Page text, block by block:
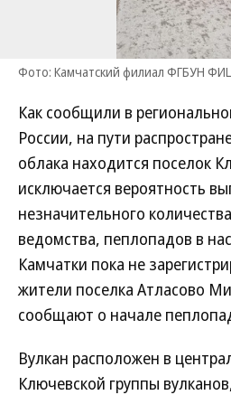
Фото: Камчатский филиал ФГБУН
Как сообщили в
России, на пути
облака находится поселок
исключается вероятность
незначительного
ведомства, пеплопадов в
Камчатки пока не
жители поселка Атласово
сообщают о начале
Вулкан расположен в
Ключевской группы